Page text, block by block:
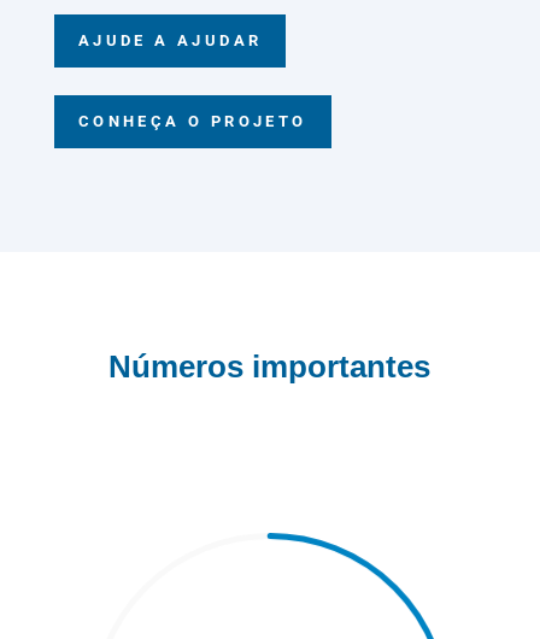
AJUDE A AJUDAR
CONHEÇA O PROJETO
Números importantes